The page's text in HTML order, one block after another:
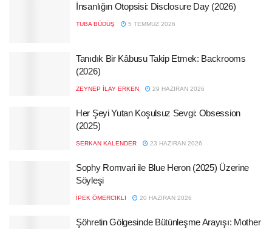
İnsanlığın Otopsisi: Disclosure Day (2026)
TUBA BÜDÜŞ 5 TEMMUZ 2026
Tanıdık Bir Kâbusu Takip Etmek: Backrooms
(2026)
ZEYNEP İLAY ERKEN 29 HAZIRAN 2026
Her Şeyi Yutan Koşulsuz Sevgi: Obsession
(2025)
SERKAN KALENDER 23 HAZIRAN 2026
Sophy Romvari ile Blue Heron (2025) Üzerine
Söyleşi
İPEK ÖMERCIKLI 20 HAZIRAN 2026
Şöhretin Gölgesinde Bütünleşme Arayışı: Mother